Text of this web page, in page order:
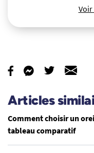
Articles
Comment choisir un
tableau comparatif